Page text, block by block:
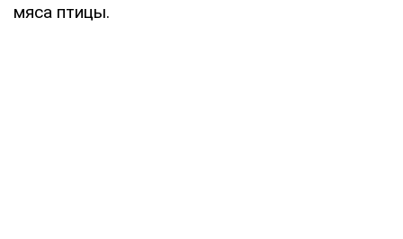
мяса птицы.